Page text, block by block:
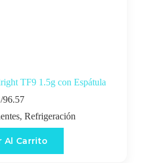
TF9 1.5g con Espátula
96.57
, Refrigeración
Al Carrito